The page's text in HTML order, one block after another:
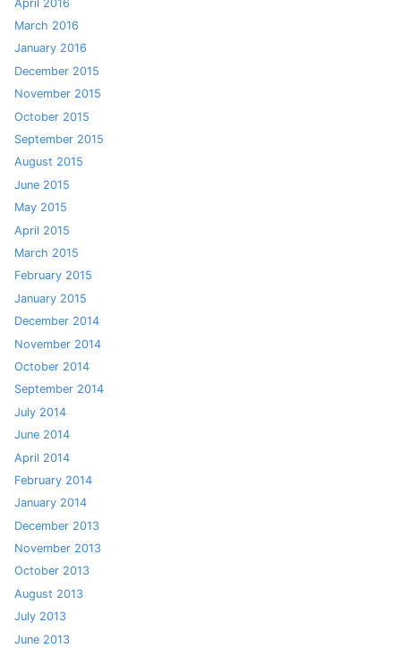
April 2016
March 2016
January 2016
December 2015
November 2015
October 2015
September 2015
August 2015
June 2015
May 2015
April 2015
March 2015
February 2015
January 2015
December 2014
November 2014
October 2014
September 2014
July 2014
June 2014
April 2014
February 2014
January 2014
December 2013
November 2013
October 2013
August 2013
July 2013
June 2013